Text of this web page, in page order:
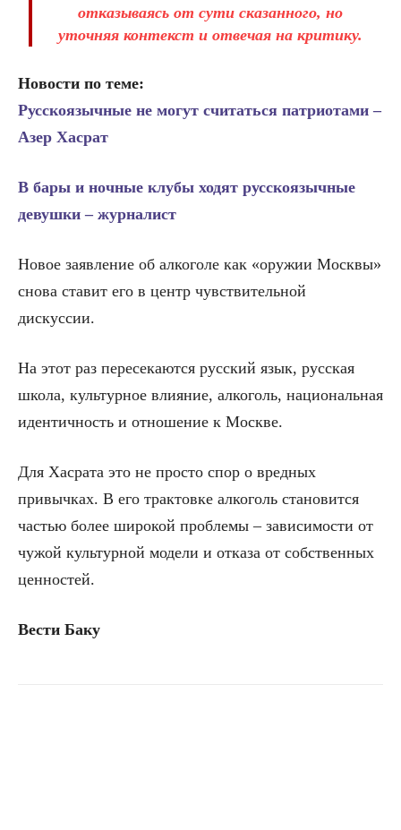
отказываясь от сути сказанного, но
уточняя контекст и отвечая на критику.
Новости по теме:
Русскоязычные не могут считаться патриотами –
Азер Хасрат
В бары и ночные клубы ходят русскоязычные
девушки – журналист
Новое заявление об алкоголе как «оружии Москвы»
снова ставит его в центр чувствительной
дискуссии.
На этот раз пересекаются русский язык, русская
школа, культурное влияние, алкоголь, национальная
идентичность и отношение к Москве.
Для Хасрата это не просто спор о вредных
привычках. В его трактовке алкоголь становится
частью более широкой проблемы – зависимости от
чужой культурной модели и отказа от собственных
ценностей.
Вести Баку